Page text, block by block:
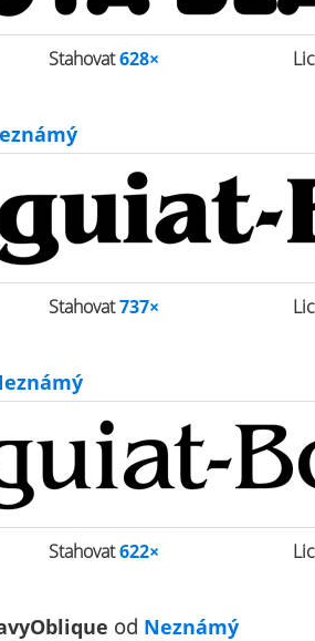
Stahovat628×
Stahovat737×
Stahovat622×
od Neznámý